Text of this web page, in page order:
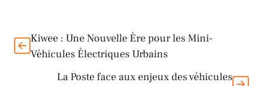
Kiwee : Une Nouvelle Ère pour les Mini-
Véhicules Électriques Urbains
La Poste face aux enjeux des véhicules